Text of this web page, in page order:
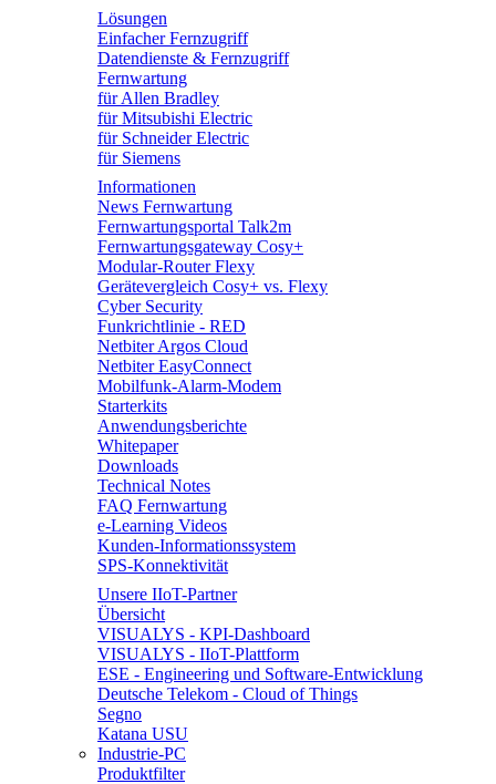
Lösungen
Einfacher Fernzugriff
Datendienste & Fernzugriff
Fernwartung
für Allen Bradley
für Mitsubishi Electric
für Schneider Electric
für Siemens
Informationen
News Fernwartung
Fernwartungsportal Talk2m
Fernwartungsgateway Cosy+
Modular-Router Flexy
Gerätevergleich Cosy+ vs. Flexy
Cyber Security
Funkrichtlinie - RED
Netbiter Argos Cloud
Netbiter EasyConnect
Mobilfunk-Alarm-Modem
Starterkits
Anwendungsberichte
Whitepaper
Downloads
Technical Notes
FAQ Fernwartung
e-Learning Videos
Kunden-Informationssystem
SPS-Konnektivität
Unsere IIoT-Partner
Übersicht
VISUALYS - KPI-Dashboard
VISUALYS - IIoT-Plattform
ESE - Engineering und Software-Entwicklung
Deutsche Telekom - Cloud of Things
Segno
Katana USU
Industrie-PC
Produktfilter